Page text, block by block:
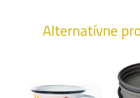
Alternatívne